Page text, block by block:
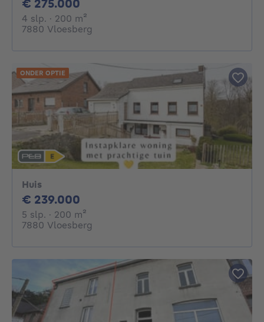
€ 275.000
4 slp. 4 slaapkamers
· 200 m²
7880 Vloesberg
Huis
€ 239.000
5 slp. 5 slaapkamers
· 200 m²
7880 Vloesberg
ONDER OPTIE